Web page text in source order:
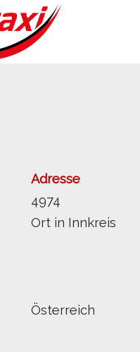
Adresse
4974
Ort in Innkreis
Österreich